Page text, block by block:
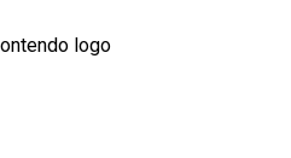
logo